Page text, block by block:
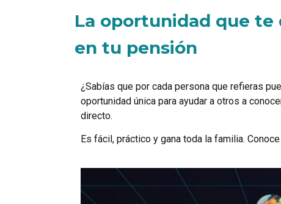
La oportunidad que te
en tu pensión
¿Sabías que por cada persona que refieras
oportunidad única para ayudar a otros a
directo.
Es fácil, práctico y gana toda la familia.